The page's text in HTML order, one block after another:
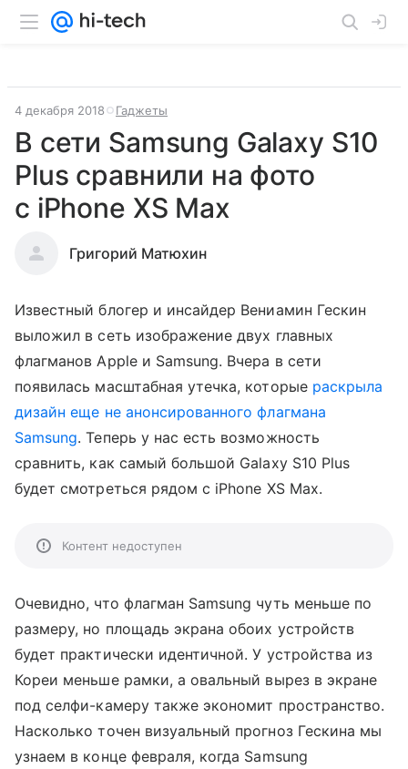
4 декабря 2018 Гаджеты
В сети Samsung Galaxy S10
Plus сравнили на фото
с iPhone XS Max
Григорий Матюхин
Известный блогер и инсайдер Вениамин Гескин
выложил в сеть изображение двух главных
флагманов Apple и Samsung. Вчера в сети
появилась масштабная утечка, которые раскрыла
дизайн еще не анонсированного флагмана
Samsung. Теперь у нас есть возможность
сравнить, как самый большой Galaxy S10 Plus
будет смотреться рядом с iPhone XS Max.
Контент недоступен
Очевидно, что флагман Samsung чуть меньше по
размеру, но площадь экрана обоих устройств
будет практически идентичной. У устройства из
Кореи меньше рамки, а овальный вырез в экране
под селфи-камеру также экономит пространство.
Насколько точен визуальный прогноз Гескина мы
узнаем в конце февраля, когда Samsung